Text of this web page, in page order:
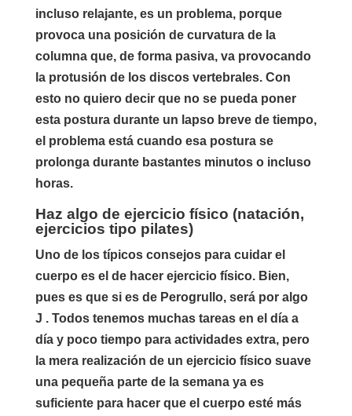
incluso relajante, es un problema, porque
provoca una posición de curvatura de la
columna que, de forma pasiva, va provocando
la protusión de los discos vertebrales. Con
esto no quiero decir que no se pueda poner
esta postura durante un lapso breve de tiempo,
el problema está cuando esa postura se
prolonga durante bastantes minutos o incluso
horas.
Haz algo de ejercicio físico (natación,
ejercicios tipo pilates)
Uno de los típicos consejos para cuidar el
cuerpo es el de hacer ejercicio físico. Bien,
pues es que si es de Perogrullo, será por algo
J . Todos tenemos muchas tareas en el día a
día y poco tiempo para actividades extra, pero
la mera realización de un ejercicio físico suave
una pequeña parte de la semana ya es
suficiente para hacer que el cuerpo esté más